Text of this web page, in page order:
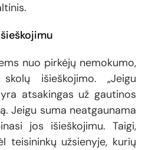
nuo pirkėjų nemokumo,
išieškojimo. „Jeigu
atsakingas už gautinos
Jeigu suma neatgaunama
jos išieškojimu. Taigi,
teisininkų užsienyje, kurių